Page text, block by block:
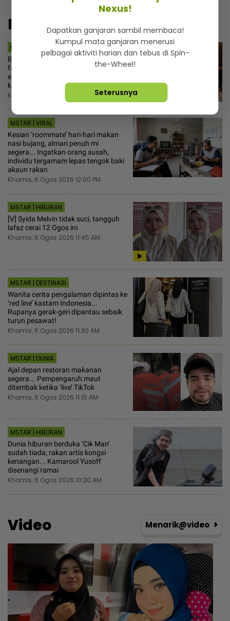
Disyorkan
MSTAR | FAMILI
Bukan lapar tapi emosi! Tak fasal-
fasal berat badan naik sebab ‘stress
eating’, ahli farmasi kongsi cara ‘kill’
ketagihan gula
Khamis, 6 Ogos 2026 12:30 PM
MSTAR | VIRAL
Kesian ‘roommate’ hari-hari makan
nasi bujang, almari penuh mi
segera... Ingatkan orang susah,
individu tergamam lepas tengok baki
akaun rakan
Khamis, 6 Ogos 2026 12:00 PM
MSTAR | HIBURAN
[V] Syida Melvin tidak suci, tangguh
lafaz cerai 12 Ogos ini
Khamis, 6 Ogos 2026 11:45 AM
MSTAR | DESTINASI
Wanita cerita pengalaman dipintas ke
‘red line’ kastam Indonesia...
Rupanya gerak-geri dipantau sebaik
turun pesawat!
Khamis, 6 Ogos 2026 11:30 AM
MSTAR | DUNIA
Ajal depan restoran makanan
segera... Pempengaruh maut
ditembak ketika ‘live’ TikTok
Khamis, 6 Ogos 2026 11:15 AM
MSTAR | HIBURAN
Dunia hiburan berduka ‘Cik Man‘
sudah tiada, rakan artis kongsi
kenangan... Kamarool Yusoff
disenangi ramai
Khamis, 6 Ogos 2026 10:30 AM
Video Menarik@video
Nexus!
Dapatkan ganjaran sambil membaca!
Kumpul mata ganjaran menerusi
pelbagai aktiviti harian dan tebus di Spin-
the-Wheel!
Seterusnya